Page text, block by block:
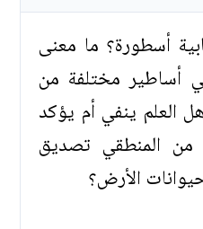
أسطورة؟ ما معنى
أساطير مختلفة من
العلم ينفي أم يؤكد
المنطقي تصديق
الأرض؟